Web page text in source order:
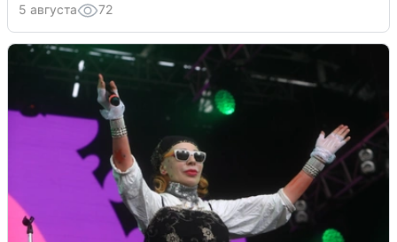
5 августа 72